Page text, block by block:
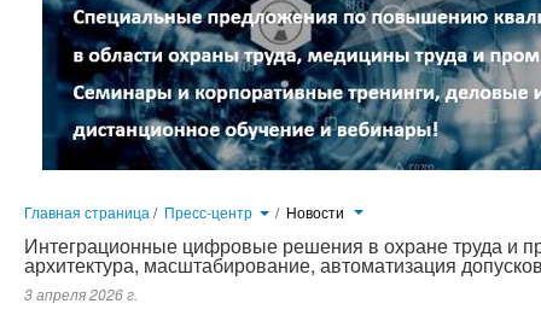
Главная страница / Пресс-центр / Новости
Интеграционные цифровые решения в охране труда и
архитектура, масштабирование, автоматизация
3 апреля 2026 г.